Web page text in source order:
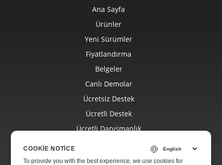
Ana Sayfa
Ürünler
Yeni Sürümler
Fiyatlandırma
Belgeler
Canlı Demolar
Ücretsiz Destek
Ücretli Destek
Ücretli Danışmanlık
Web Siteleri
COOKIE NOTICE
To provide you with the best experience, we use cookies for